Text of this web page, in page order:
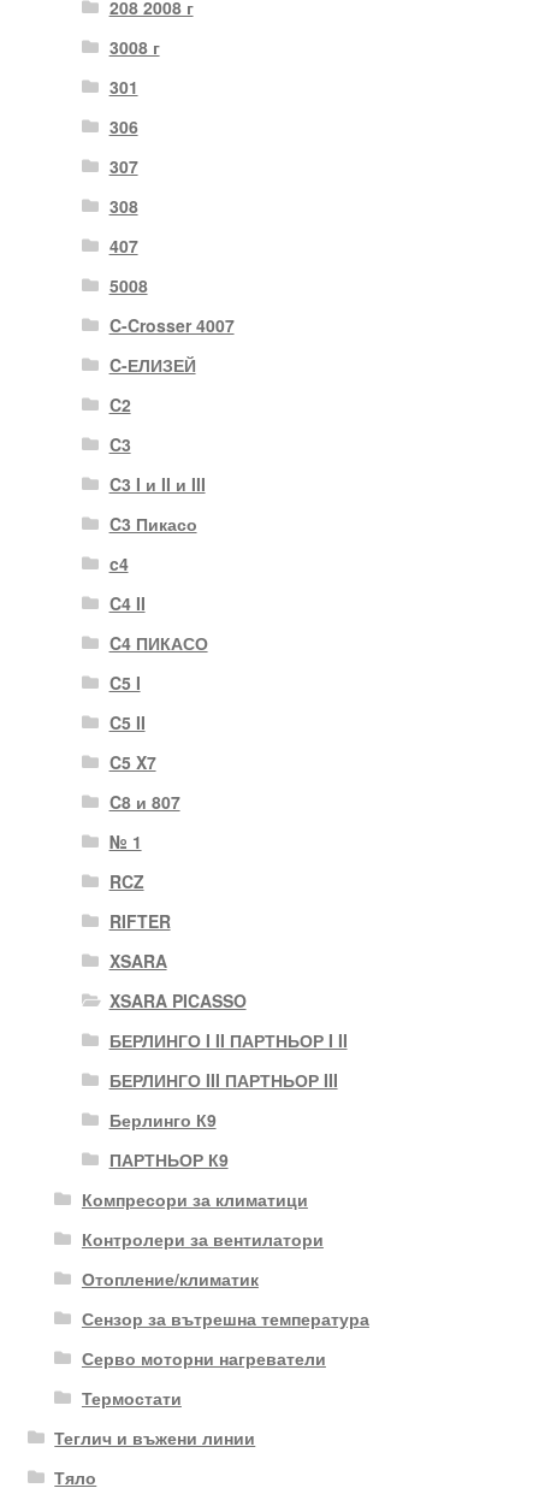
208 2008 г
3008 г
301
306
307
308
407
5008
C-Crosser 4007
C-ЕЛИЗЕЙ
C2
C3
C3 I и II и III
C3 Пикасо
c4
C4 II
C4 ПИКАСО
C5 I
C5 II
C5 X7
C8 и 807
№ 1
RCZ
RIFTER
XSARA
XSARA PICASSO
БЕРЛИНГО I II ПАРТНЬОР I II
БЕРЛИНГО III ПАРТНЬОР III
Берлинго К9
ПАРТНЬОР К9
Компресори за климатици
Контролери за вентилатори
Отопление/климатик
Сензор за вътрешна температура
Серво моторни нагреватели
Термостати
Теглич и въжени линии
Тяло